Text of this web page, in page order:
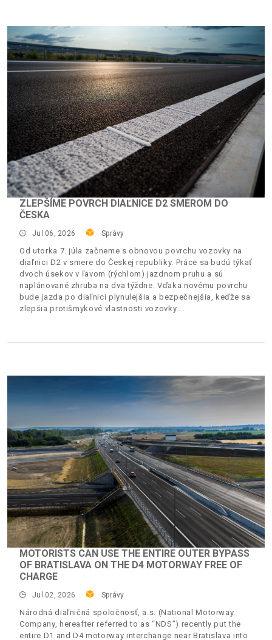
ZLEPŠÍME POVRCH DIAĽNICE D2 SMEROM DO
ČESKA
Jul 06, 2026 Správy
Od utorka 7. júla začneme s obnovou povrchu vozovky na
diaľnici D2 v smere do Českej republiky. Práce sa budú týkať
dvoch úsekov v ľavom (rýchlom) jazdnom pruhu a sú
naplánované zhruba na dva týždne. Vďaka novému povrchu
bude jazda po diaľnici plynulejšia a bezpečnejšia, keďže sa
zlepšia protišmykové vlastnosti vozovky.
MOTORISTS CAN USE THE ENTIRE OUTER BYPASS
OF BRATISLAVA ON THE D4 MOTORWAY FREE OF
CHARGE
Jul 02, 2026 Správy
Národná diaľničná spoločnosť, a.s. (National Motorway
Company, hereafter referred to as “NDS”) recently put the
entire D1 and D4 motorway interchange near Bratislava into